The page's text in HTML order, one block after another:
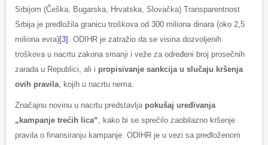
Srbijom (Češka, Bugarska, Hrvatska, Slovačka) Transparentnost
Srbija je predložila granicu troškova od 300 miliona dinara (oko 2,5
miliona evra)[3] . ODIHR je zatražio da se visina dozvoljenih
troškova u nacrtu zakona smanji i veže za određeni broj prosečnih
zarada u Republici, ali i propisivanje sankcija u slučaju kršenja
ovih pravila, kojih u nacrtu nema.
Značajnu novinu u nacrtu predstavlja pokušaj uređivanja
„kampanje trećih lica“, kako bi se sprečilo zaobilazno kršenje
pravila o finansiranju kampanje. ODIHR je u vezi sa predloženom